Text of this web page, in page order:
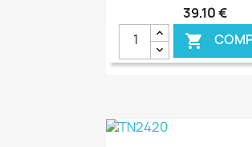
39,10 €
